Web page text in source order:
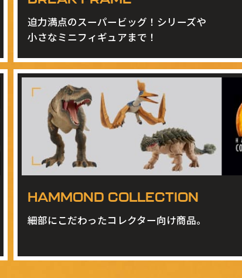
迫力満点のスーパービッグ！シリーズや
小さなミニフィギュアまで！
HAMMOND COLLECTION
細部にこだわったコレクター向け商品。